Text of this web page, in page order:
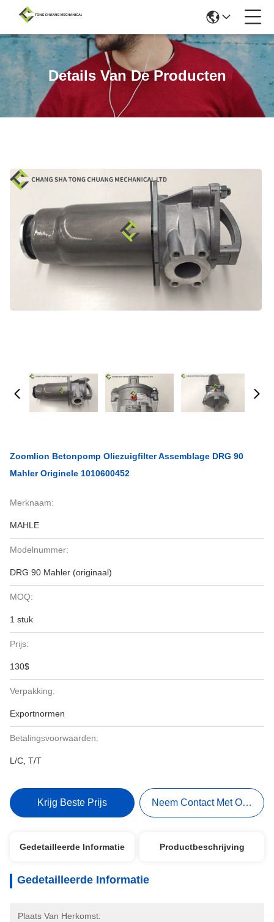
Details Van De Producten
Zoomlion Betonpomp Oliezuigfilter Assemblage DRG 90
Mahler Originele 1010600452
Merknaam:
MAHLE
Modelnummer:
DRG 90 Mahler (originaal)
MOQ:
1 stuk
Prijs:
130$
Verpakking:
Exportnormen
Betalingsvoorwaarden:
L/C, T/T
Krijg Beste Prijs Neem Contact Met Ons Op
Gedetailleerde Informatie Productbeschrijving
Gedetailleerde Informatie
Plaats Van Herkomst: